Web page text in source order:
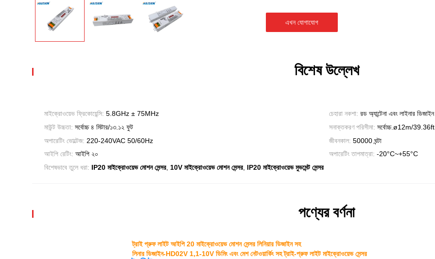
এখন যোগাযোগ
বিশেষ উল্লেখ
মাইক্রোওয়েভ ফ্রিকোয়েন্সি: 5.8GHz ± 75MHz চেহারা নকশা: রড অ্যান্টেনা এবং লাইনার ডিজাইন
মাউন্ট উচ্চতা: সর্বোচ্চ ৪ মিটার/১৩.১২ ফুট সনাক্তকরণ পরিসীমা: সর্বোচ্চ.ø12m/39.36ft
অপারেটিং ভোল্টেজ: 220-240VAC 50/60Hz জীবনকাল: 50000 ঘন্টা
আইপি রেটিং: আইপি ২০ অপারেটিং তাপমাত্রা: -20°C~+55°C
বিশেষভাবে তুলে ধরা: IP20 মাইক্রোওয়েভ মোশন সেন্সর, 10V মাইক্রোওয়েভ মোশন সেন্সর, IP20 মাইক্রোওয়েভ মুভমেন্ট সেন্সর
পণ্যের বর্ণনা
ট্রাই প্রুফ লাইট আইপি 20 মাইক্রোওয়েভ মোশন সেন্সর লিনিয়ার ডিজাইন সহ
লিনার ডিজাইন-HD02V 1,1-10V ডিমিং এবং মেশ নেটওয়ার্কিং সহ ট্রাই-প্রুফ লাইট মাইক্রোওয়েভ সেন্সর